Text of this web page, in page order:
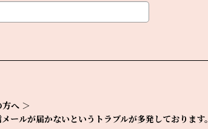
へ ＞
ールが届かないというトラブルが多発しております。